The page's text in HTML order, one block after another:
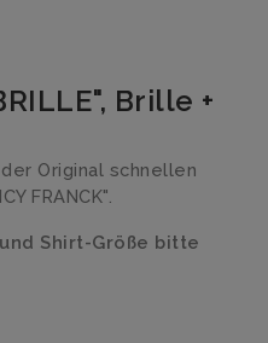
Brille +
der Original schnellen
FRANCK".
Shirt-Größe bitte